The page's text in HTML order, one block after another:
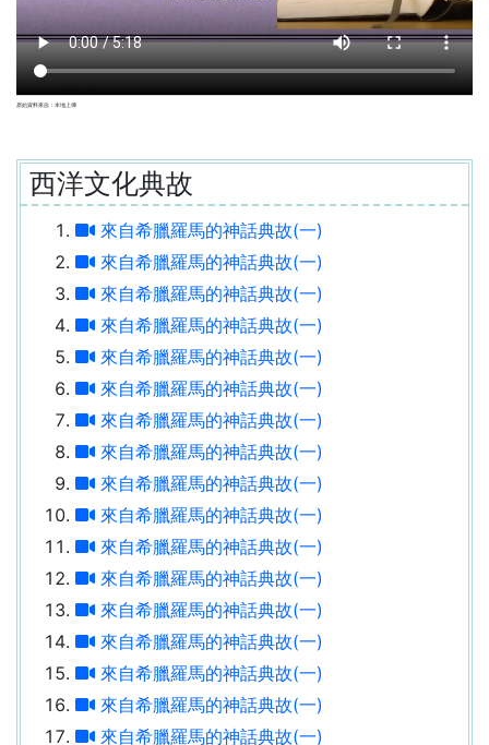
原始資料來自：本地上傳
西洋文化典故
來自希臘羅馬的神話典故(一)
來自希臘羅馬的神話典故(一)
來自希臘羅馬的神話典故(一)
來自希臘羅馬的神話典故(一)
來自希臘羅馬的神話典故(一)
來自希臘羅馬的神話典故(一)
來自希臘羅馬的神話典故(一)
來自希臘羅馬的神話典故(一)
來自希臘羅馬的神話典故(一)
來自希臘羅馬的神話典故(一)
來自希臘羅馬的神話典故(一)
來自希臘羅馬的神話典故(一)
來自希臘羅馬的神話典故(一)
來自希臘羅馬的神話典故(一)
來自希臘羅馬的神話典故(一)
來自希臘羅馬的神話典故(一)
來自希臘羅馬的神話典故(一)